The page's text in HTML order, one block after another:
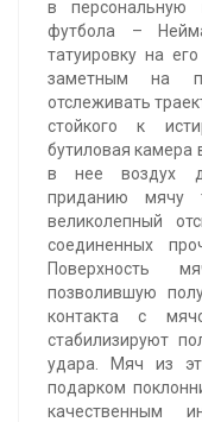
в персональную
футбола –
татуировку на
заметным на
отслеживать
стойкого к
бутиловая камера
в нее воздух
приданию мячу
великолепный
соединенных
Поверхность
позволившую
контакта с
стабилизируют
удара. Мяч из
подарком
качественным